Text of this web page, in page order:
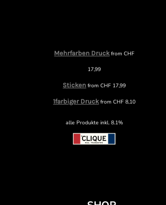
Mehrfarben DruckfromCHF
17,99
Sticken fromCHF 17,99
1farbiger DruckfromCHF 8,10
alle Produkte inkl. 8.1%